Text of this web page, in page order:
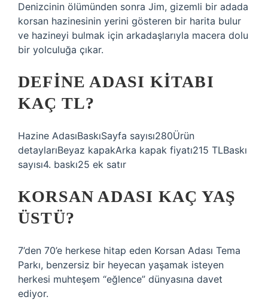
Denizcinin ölümünden sonra Jim, gizemli bir adada
korsan hazinesinin yerini gösteren bir harita bulur
ve hazineyi bulmak için arkadaşlarıyla macera dolu
bir yolculuğa çıkar.
DEFINE ADASI KITABI
KAÇ TL?
Hazine AdasıBaskıSayfa sayısı280Ürün
detaylarıBeyaz kapakArka kapak fiyatı215 TLBaskı
sayısı4. baskı25 ek satır
KORSAN ADASI KAÇ YAŞ
ÜSTÜ?
7’den 70’e herkese hitap eden Korsan Adası Tema
Parkı, benzersiz bir heyecan yaşamak isteyen
herkesi muhteşem “eğlence” dünyasına davet
ediyor.